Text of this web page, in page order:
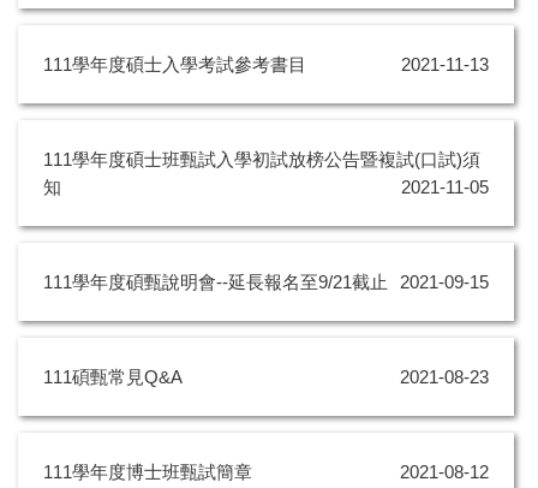
111學年度碩士入學考試參考書目 2021-11-13
111學年度碩⼠班甄試入學初試放榜公告暨複試(⼝試)須
知
2021-11-05
111學年度碩甄說明會--延長報名至9/21截止 2021-09-15
111碩甄常見Q&A 2021-08-23
111學年度博士班甄試簡章 2021-08-12